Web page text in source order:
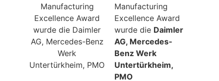
Manufacturing
Excellence Award
wurde die Daimler
AG, Mercedes-
Benz Werk
Untertürkheim,
PMO